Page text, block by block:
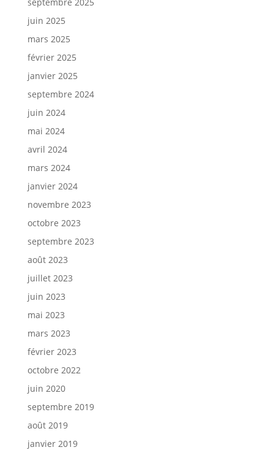
juin 2025
mars 2025
février 2025
janvier 2025
septembre 2024
juin 2024
mai 2024
avril 2024
mars 2024
janvier 2024
novembre 2023
octobre 2023
septembre 2023
août 2023
juillet 2023
juin 2023
mai 2023
mars 2023
février 2023
octobre 2022
juin 2020
septembre 2019
août 2019
janvier 2019